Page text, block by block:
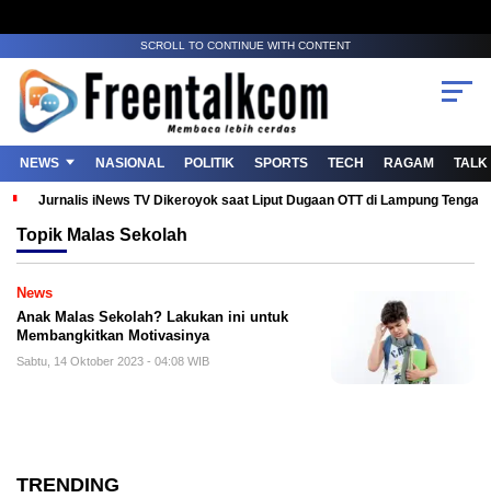
SCROLL TO CONTINUE WITH CONTENT
NEWS NASIONAL POLITIK SPORTS TECH RAGAM TALK
Jurnalis iNews TV Dikeroyok saat Liput Dugaan OTT di Lampung
Topik Malas Sekolah
News
Anak Malas Sekolah? Lakukan ini untuk
Membangkitkan Motivasinya
Sabtu, 14 Oktober 2023 - 04:08 WIB
TRENDING